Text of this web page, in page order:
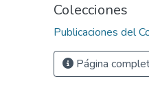
Colecciones
Publicaciones del
Página